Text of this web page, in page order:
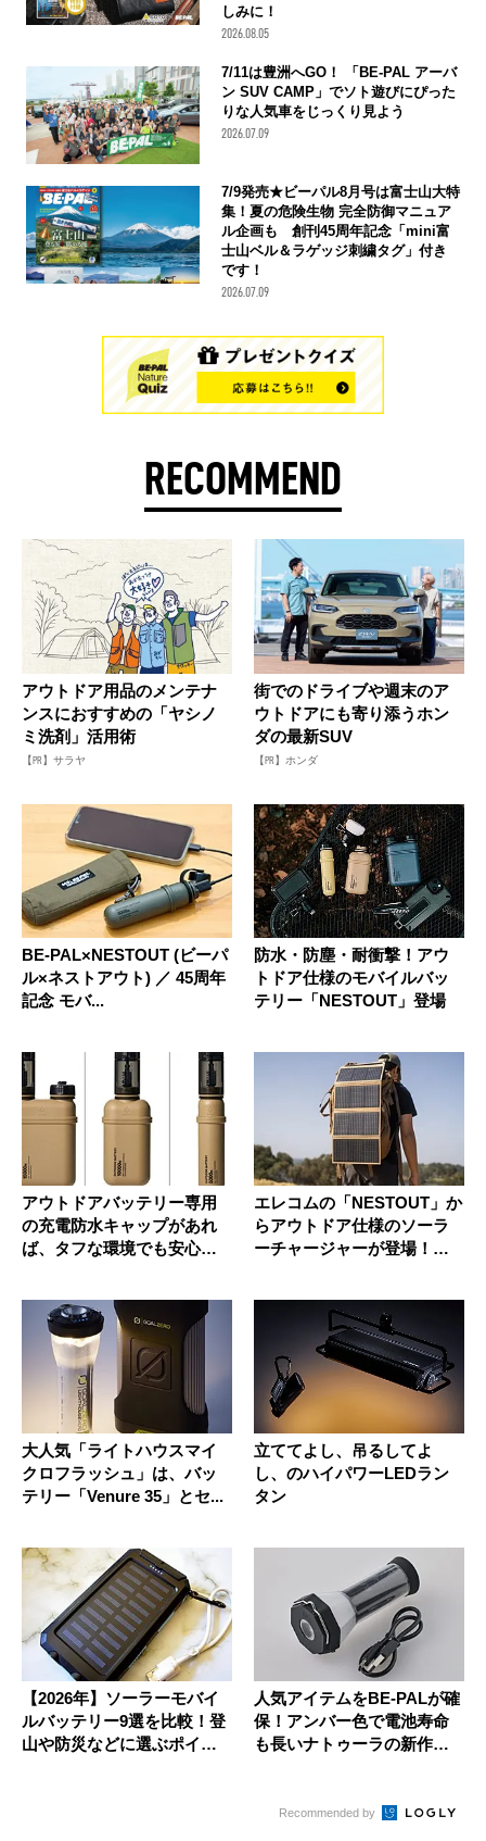
しみに！
2026.08.05
7/11は豊洲へGO！ 「BE-PAL アーバ
ン SUV CAMP」でソト遊びにぴった
りな人気車をじっくり見よう
2026.07.09
7/9発売★ビーパル8月号は富士山大特
集！夏の危険生物 完全防御マニュア
ル企画も 創刊45周年記念「mini富
士山ベル＆ラゲッジ刺繍タグ」付き
です！
2026.07.09
RECOMMEND
アウトドア用品のメンテナ
ンスにおすすめの「ヤシノ
ミ洗剤」活用術
【PR】サラヤ
街でのドライブや週末のア
ウトドアにも寄り添うホン
ダの最新SUV
【PR】ホンダ
BE-PAL×NESTOUT (ビーパ
ル×ネストアウト) ／ 45周年
記念 モバ...
防水・防塵・耐衝撃！アウ
トドア仕様のモバイルバッ
テリー「NESTOUT」登場
アウトドアバッテリー専用
の充電防水キャップがあれ
ば、タフな環境でも安心な
エレコムの「NESTOUT」か
らアウトドア仕様のソーラ
ーチャージャーが登場！太
大人気「ライトハウスマイ
クロフラッシュ」は、バッ
テリー「Venure 35」とセ...
立ててよし、吊るしてよ
し、のハイパワーLEDラン
タン
【2026年】ソーラーモバイ
ルバッテリー9選を比較！登
山や防災などに選ぶポイン
人気アイテムをBE-PALが確
保！アンバー色で電池寿命
も長いナトゥーラの新作
Recommended by